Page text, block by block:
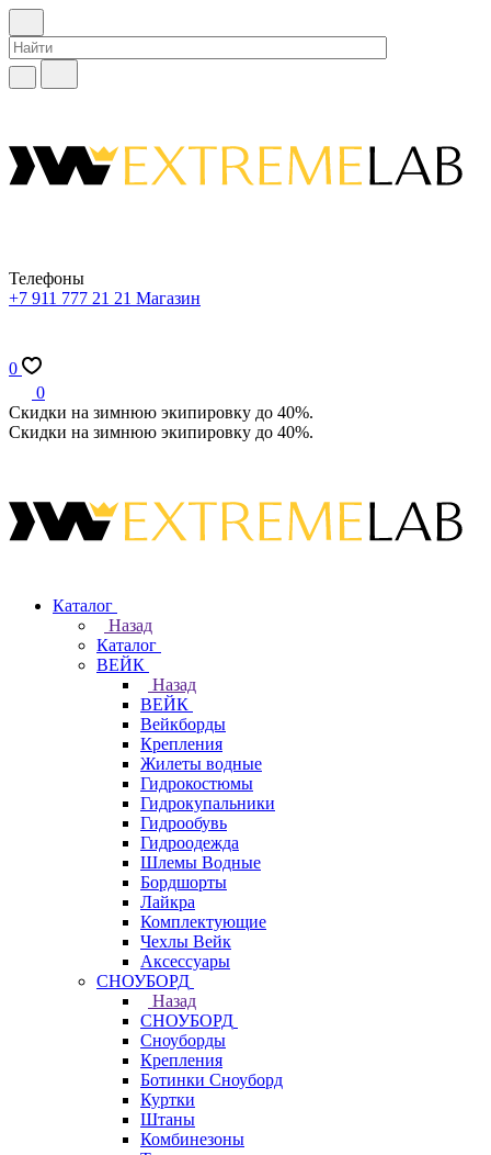
Телефоны
+7 911 777 21 21 Магазин
0
0
Скидки на зимнюю экипировку до 40%.
Скидки на зимнюю экипировку до 40%.
Каталог
Назад
Каталог
ВЕЙК
Назад
ВЕЙК
Вейкборды
Крепления
Жилеты водные
Гидрокостюмы
Гидрокупальники
Гидрообувь
Гидроодежда
Шлемы Водные
Бордшорты
Лайкра
Комплектующие
Чехлы Вейк
Аксессуары
СНОУБОРД
Назад
СНОУБОРД
Сноуборды
Крепления
Ботинки Сноуборд
Куртки
Штаны
Комбинезоны